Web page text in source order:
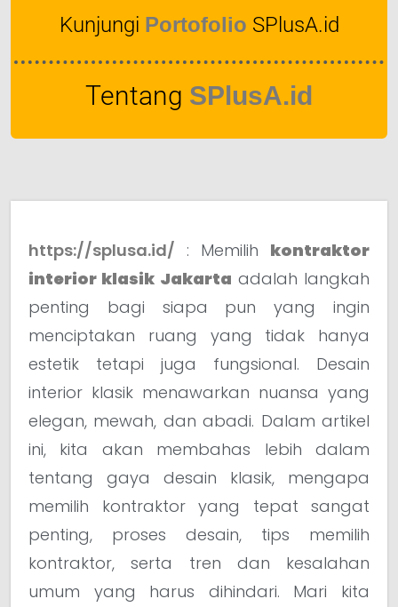
Kunjungi Portofolio SPlusA.id
Tentang SPlusA.id
https://splusa.id/ : Memilih kontraktor
interior klasik Jakarta adalah langkah
penting bagi siapa pun yang ingin
menciptakan ruang yang tidak hanya
estetik tetapi juga fungsional. Desain
interior klasik menawarkan nuansa yang
elegan, mewah, dan abadi. Dalam artikel
ini, kita akan membahas lebih dalam
tentang gaya desain klasik, mengapa
memilih kontraktor yang tepat sangat
penting, proses desain, tips memilih
kontraktor, serta tren dan kesalahan
umum yang harus dihindari. Mari kita